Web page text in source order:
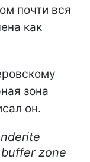
почти вся
как
зона
он.
zone